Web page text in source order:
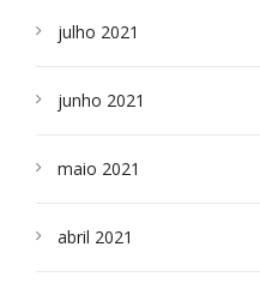
julho 2021
junho 2021
maio 2021
abril 2021